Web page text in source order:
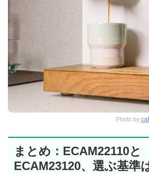
Photo by
まとめ：ECAM22110と
ECAM23120、選ぶ基準